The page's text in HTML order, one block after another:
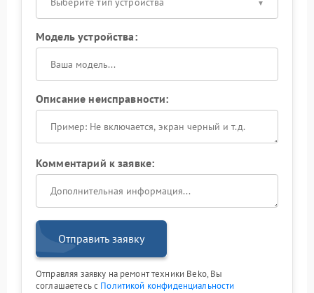
Модель устройства:
Описание неисправности:
Комментарий к заявке:
Отправить заявку
Отправляя заявку на ремонт техники Beko, Вы
соглашаетесь с Политикой конфиденциальности